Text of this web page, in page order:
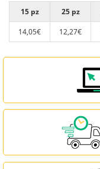
15 pz 25 pz
14,05€
12,27€